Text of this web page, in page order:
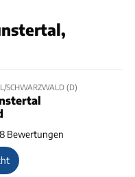
SCHWARZWALD (D)
Bewertungen